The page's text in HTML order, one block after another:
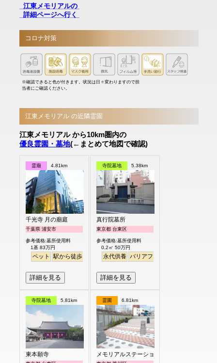
江東メモリアルの
詳細ページへ行く
コロナ対策
※確認できると色が付きます。状況は日々変わりますので担
当者にご確認ください。
江東メモリアル の近隣霊園
江東メモリアル から10km圏内の
優良霊園・墓地(←まとめて地図で確認)
霊廟 4.81km
千光寺 月の廟庭
千葉県 浦安市
参考価格:墓所使用料
1基 83万円
ペット 駅から徒歩
詳細を見る
寺院墓地 5.38km
真行院墓所
東京都 台東区
参考価格:墓所使用料
0.2㎡ 50万円
永代供養 バリアフリー
詳細を見る
寺院墓地 5.81km
東本願寺
霊園 6.81km
メモリアルステーション南千住